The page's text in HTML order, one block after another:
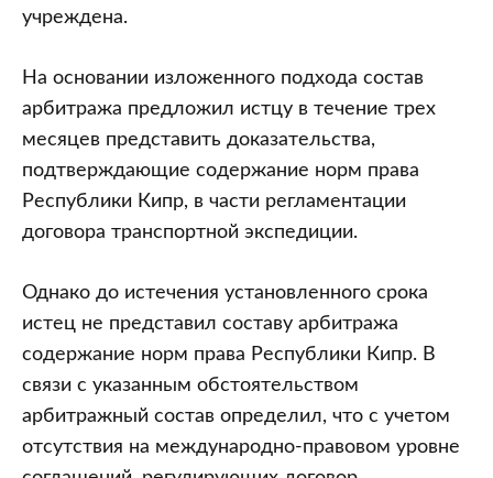
учреждена.
На основании изложенного подхода состав
арбитража предложил истцу в течение трех
месяцев представить доказательства,
подтверждающие содержание норм права
Республики Кипр, в части регламентации
договора транспортной экспедиции.
Однако до истечения установленного срока
истец не представил составу арбитража
содержание норм права Республики Кипр. В
связи с указанным обстоятельством
арбитражный состав определил, что с учетом
отсутствия на международно-правовом уровне